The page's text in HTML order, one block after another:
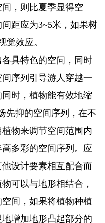
，则比夏季显得空
距应为3~5米，如果树
觉效应。
具特色的空问，同时
序列引导游人穿越一
时，植物能有效地缩
先抑的空间序列，在不
物来调节空间范围内
多彩的空间序列。应
设计要素相互配合而
可以与地形相结合，
间，如果将植物种植
增加地形凸起部分的